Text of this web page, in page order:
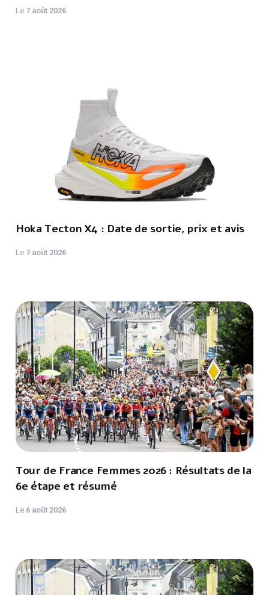
Le 7 août 2026
Hoka Tecton X4 : Date de sortie, prix et avis
Le 7 août 2026
Tour de France Femmes 2026 : Résultats de la
6e étape et résumé
Le 6 août 2026